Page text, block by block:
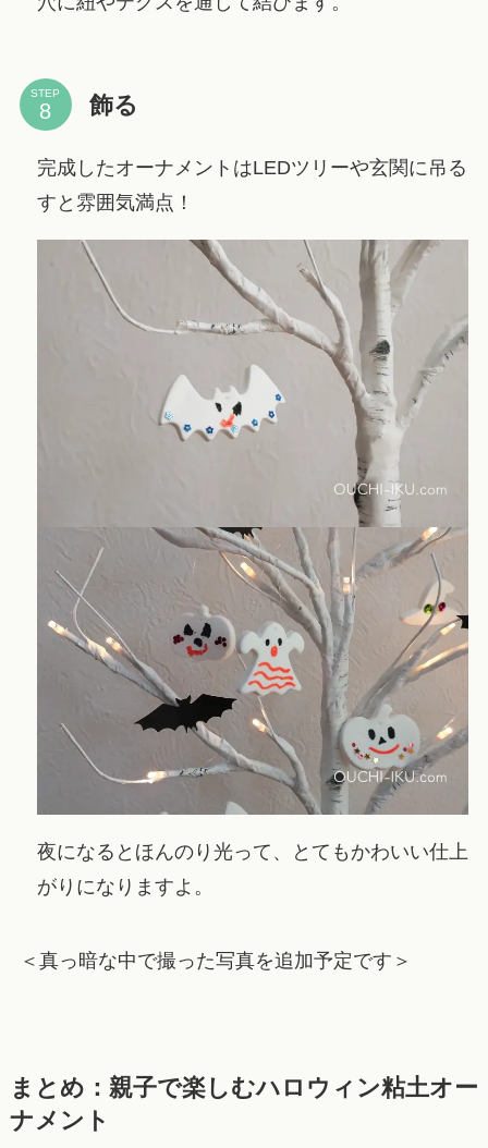
STEP 飾る
完成したオーナメントはLEDツリーや玄関に吊る
すと雰囲気満点！
夜になるとほんのり光って、とてもかわいい仕上
がりになりますよ。
＜真っ暗な中で撮った写真を追加予定です＞
まとめ：親子で楽しむハロウィン粘土オー
ナメント